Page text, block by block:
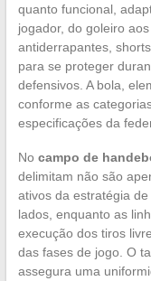
quanto funcional,
jogador, do goleiro
antiderrapantes,
para se proteger
defensivos. A bola,
conforme as
especificações da
No campo de
delimitam não são
ativos da estratégia de
lados, enquanto as
execução dos tiros
das fases de jogo. O
assegura uma